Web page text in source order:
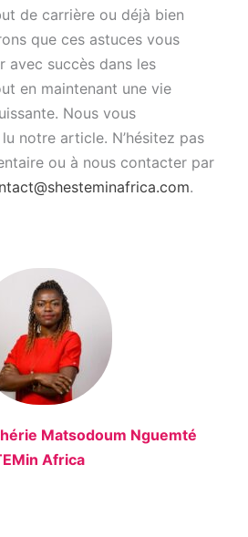
de carrière ou déjà bien
que ces astuces vous
avec succès dans les
en maintenant une vie
Nous vous
notre article. N’hésitez pas
ou à nous contacter par
.
Matsodoum Nguemté
Africa